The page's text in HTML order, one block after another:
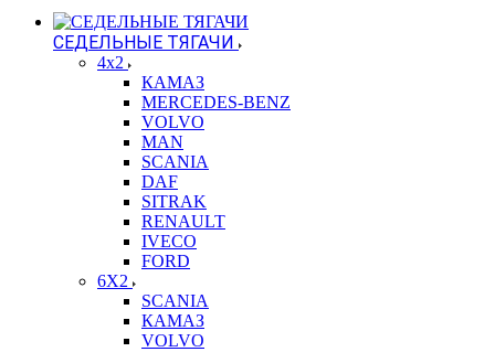
СЕДЕЛЬНЫЕ ТЯГАЧИ
4x2
КАМАЗ
MERCEDES-BENZ
VOLVO
MAN
SCANIA
DAF
SITRAK
RENAULT
IVECO
FORD
6X2
SCANIA
КАМАЗ
VOLVO